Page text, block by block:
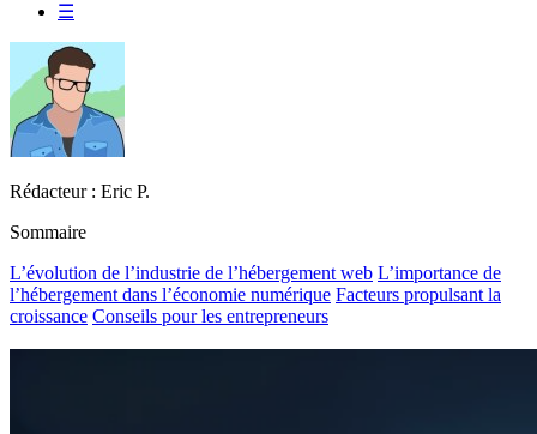
☰
Rédacteur : Eric P.
Sommaire
L’évolution de l’industrie de l’hébergement web L’importance de
l’hébergement dans l’économie numérique Facteurs propulsant la
croissance Conseils pour les entrepreneurs